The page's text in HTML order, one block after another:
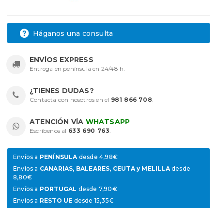
Háganos una consulta
ENVÍOS EXPRESS
Entrega en península en 24/48 h.
¿TIENES DUDAS?
Contacta con nosotros en el 981 866 708.
ATENCIÓN VÍA WHATSAPP
Escríbenos al 633 690 763.
Envíos a PENÍNSULAdesde 4,98€
Envíos a CANARIAS, BALEARES, CEUTA y MELILLAdesde
8,80€
Envíos a PORTUGAL desde 7,90€
Envíos a RESTO UE desde 15,35€